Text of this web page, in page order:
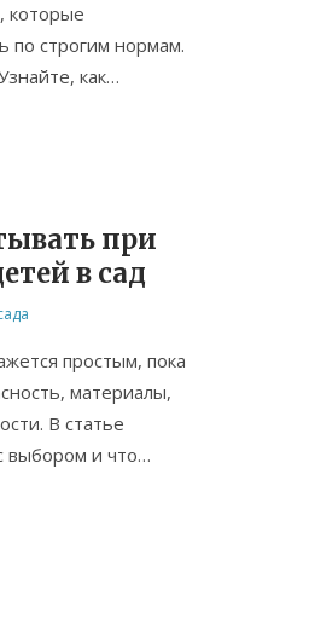
которые
строгим нормам.
как
вытирать
при
в сад
простым, пока
материалы,
В статье
выбором и что
красивой, но и
важные